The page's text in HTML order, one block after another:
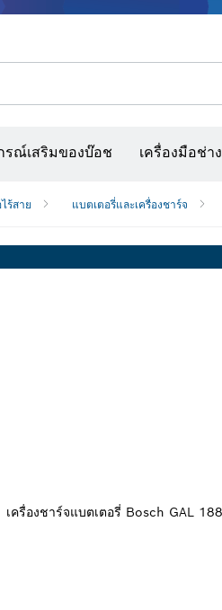
รณ์เสริมของบ๊อช เครื่องมือช่าง
ร้สาย แบตเตอรี่และเครื่องชาร์จ